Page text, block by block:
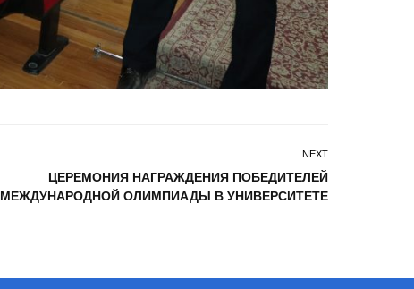
NEXT
ЦЕРЕМОНИЯ НАГРАЖДЕНИЯ ПОБЕДИТЕЛЕЙ
МЕЖДУНАРОДНОЙ ОЛИМПИАДЫ В УНИВЕРСИТЕТЕ